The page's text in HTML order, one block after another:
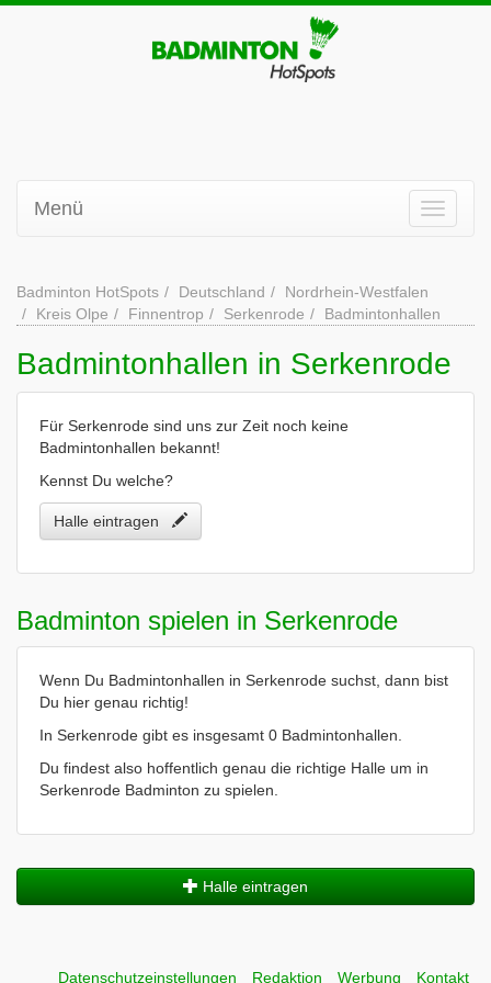
Menü
Badminton HotSpots Deutschland
Nordrhein-Westfalen
Kreis Olpe
Finnentrop Serkenrode Badmintonhallen
Badmintonhallen in Serkenrode
Für Serkenrode sind uns zur Zeit noch keine
Badmintonhallen bekannt!
Kennst Du welche?
Halle eintragen
Badminton spielen in Serkenrode
Wenn Du Badmintonhallen in Serkenrode suchst, dann bist
Du hier genau richtig!
In Serkenrode gibt es insgesamt 0 Badmintonhallen.
Du findest also hoffentlich genau die richtige Halle um in
Serkenrode Badminton zu spielen.
Halle eintragen
Datenschutzeinstellungen Redaktion Werbung Kontakt